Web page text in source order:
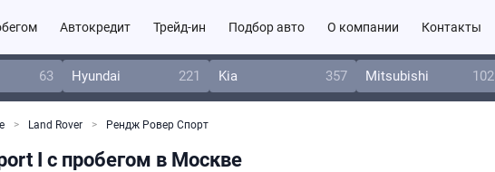
Автокредит Трейд-ин Подбор авто О компании Контакты
63 Hyundai 221 Kia 357 Mitsubishi 102
Land Rover Рендж Ровер Спорт
I с пробегом в Москве